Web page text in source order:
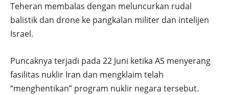
Teheran membalas dengan meluncurkan rudal
balistik dan drone ke pangkalan militer dan intelijen
Israel.
Puncaknya terjadi pada 22 Juni ketika AS menyerang
fasilitas nuklir Iran dan mengklaim telah
“menghentikan” program nuklir negara tersebut.